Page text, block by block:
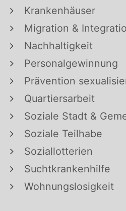
Krankenhäuser
Migration &
Nachhaltigkeit
Personalgewinnung
Prävention
Quartiersarbeit
Soziale Stadt &
Soziale Teilhabe
Soziallotterien
Suchtkrankenhilfe
Wohnungslosigkeit